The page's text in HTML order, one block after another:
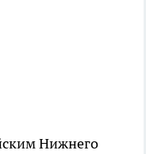
Нижнего